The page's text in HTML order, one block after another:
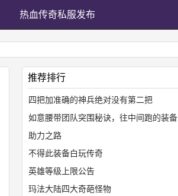
热血传奇私服发布
推荐排行
四把加准确的神兵绝对没有第二把
如意腰带团队突围秘诀，往中间跑的装备
助力之路
不得此装备白玩传奇
英雄等级上限公告
玛法大陆四大奇葩怪物